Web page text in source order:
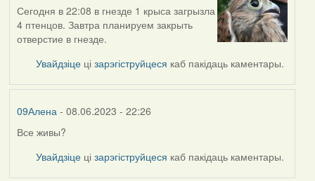
Сегодня в 22:08 в гнезде 1 крыса загрызла
4 птенцов. Завтра планируем закрыть
отверстие в гнезде.
Увайдзіце цізарэгіструйцеся каб пакідаць каментары.
09Алена - 08.06.2023 - 22:26
Все живы?
Увайдзіце цізарэгіструйцеся каб пакідаць каментары.